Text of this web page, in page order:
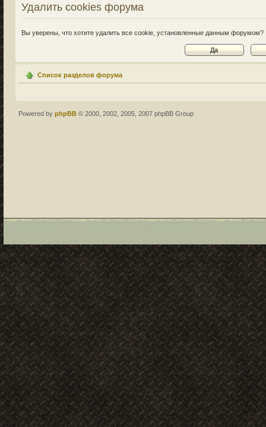
Удалить cookies форума
Вы уверены, что хотите удалить все cookie, установленные данным форумом?
Список разделов форума
Powered by phpBB © 2000, 2002, 2005, 2007 phpBB Group